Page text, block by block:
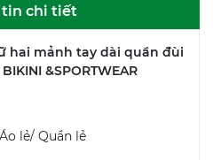
tin chi tiết
hai mảnh tay dài quần đùi
&SPORTWEAR
lẻ/ Quần lẻ